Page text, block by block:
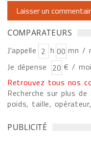
COMPARATEURS
J'appelle h
mn /
Je dépense
€ /
Retrouvez tous nos
Recherche sur plus
poids, taille,
PUBLICITÉ